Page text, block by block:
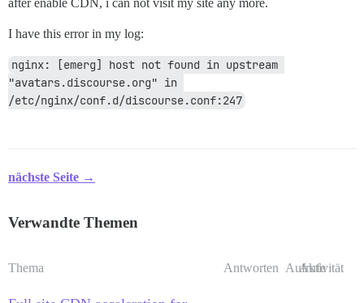
I have this error in my log:
nginx: [emerg] host not found in upstream
"avatars.discourse.org" in
/etc/nginx/conf.d/discourse.conf:247
nächste Seite →
Verwandte Themen
Thema Antworten Aufrufe
Aktivität